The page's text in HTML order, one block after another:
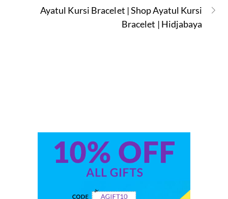
Ayatul Kursi Bracelet | Shop Ayatul Kursi
Bracelet | Hidjabaya